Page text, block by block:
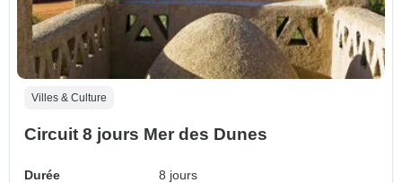
Villes & Culture
Circuit 8 jours Mer des Dunes
Durée
8 jours